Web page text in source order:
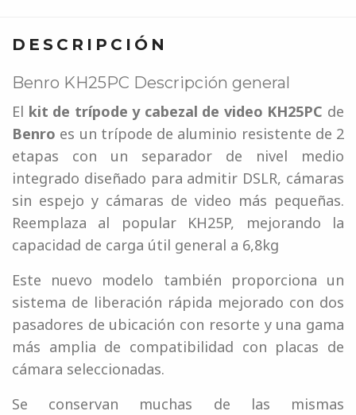
DESCRIPCIÓN
Benro KH25PC Descripción general
El kit de trípode y cabezal de video KH25PC de
Benro es un trípode de aluminio resistente de 2
etapas con un separador de nivel medio
integrado diseñado para admitir DSLR, cámaras
sin espejo y cámaras de video más pequeñas.
Reemplaza al popular KH25P, mejorando la
capacidad de carga útil general a 6,8kg
Este nuevo modelo también proporciona un
sistema de liberación rápida mejorado con dos
pasadores de ubicación con resorte y una gama
más amplia de compatibilidad con placas de
cámara seleccionadas.
Se conservan muchas de las mismas